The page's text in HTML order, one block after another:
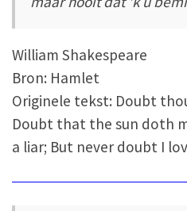
William Shakespeare
Bron: Hamlet
Originele tekst: Doubt
Doubt that the sun doth
a liar; But never doubt I